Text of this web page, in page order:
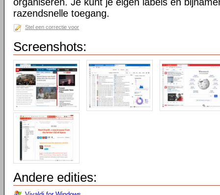
razendsnelle toegang.
Stel een correctie voor
Screenshots:
Andere edities: